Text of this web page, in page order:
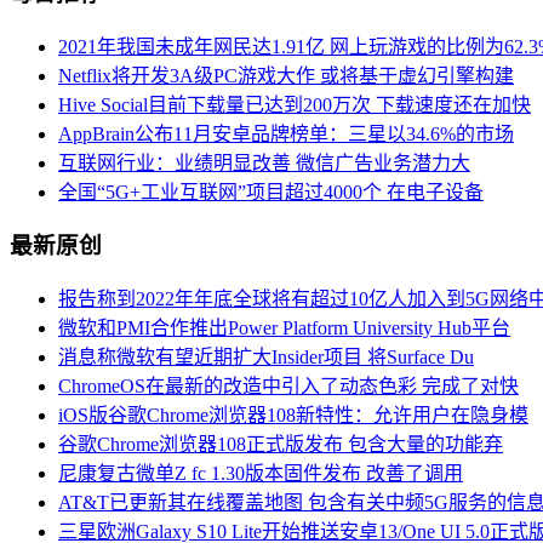
2021年我国未成年网民达1.91亿 网上玩游戏的比例为
Netflix将开发3A级PC游戏大作 或将基于虚幻引擎构建
Hive Social目前下载量已达到200万次 下载速度还在加快
AppBrain公布11月安卓品牌榜单：三星以34.6%的市场
互联网行业：业绩明显改善 微信广告业务潜力大
全国“5G+工业互联网”项目超过4000个 在电子设备
最新原创
报告称到2022年年底全球将有超过10亿人加入到5G网络
微软和PMI合作推出Power Platform University Hub平台
消息称微软有望近期扩大Insider项目 将Surface Du
ChromeOS在最新的改造中引入了动态色彩 完成了对快
iOS版谷歌Chrome浏览器108新特性：允许用户在隐身模
谷歌Chrome浏览器108正式版发布 包含大量的功能弃
尼康复古微单Z fc 1.30版本固件发布 改善了调用
AT&T已更新其在线覆盖地图 包含有关中频5G服务的信息
三星欧洲Galaxy S10 Lite开始推送安卓13/One UI 5.0正式